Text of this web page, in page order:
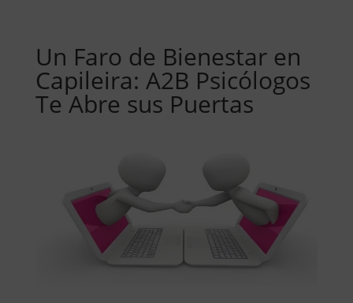
Un Faro de Bienestar en
Capileira: A2B Psicólogos
Te Abre sus Puertas